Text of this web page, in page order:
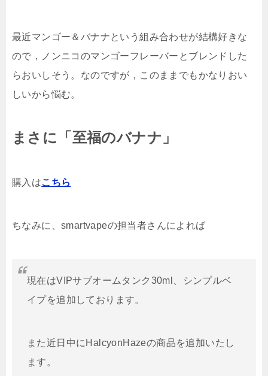
最近マンゴー＆バナナという組み合わせが結構好きな
ので，ノンニコのマンゴーフレーバーとブレンドした
らおいしそう。なのですが，このままでもかなりおい
しいから悩む。
まさに「至福のバナナ」
購入はこちら
ちなみに、smartvapeの担当者さんによれば
現在はVIPサブオームタンク30ml、シンプルベ
イプを追加しております。
また近日中にHalcyonHazeの商品を追加いたし
ます。